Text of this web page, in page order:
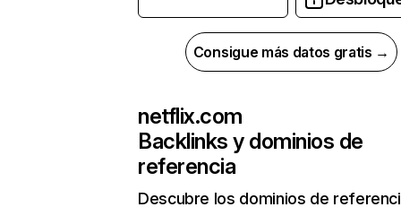
Consigue más datos gratis →
netflix.com
Backlinks y dominios de
referencia
Descubre los dominios de